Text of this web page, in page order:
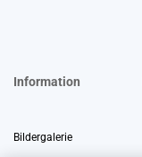
Information
Bildergalerie